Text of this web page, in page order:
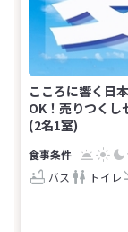
こころに響く日
OK！売りつく
(2名1室)
バス
トイレ